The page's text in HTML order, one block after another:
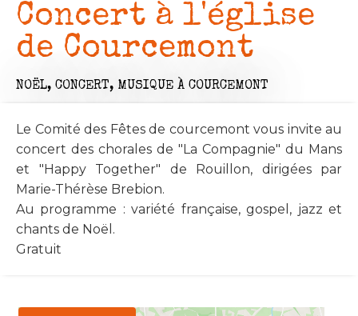
Concert à l'église
de Courcemont
NOËL, CONCERT, MUSIQUE À COURCEMONT
Le Comité des Fêtes de courcemont vous invite au
concert des chorales de "La Compagnie" du Mans
et "Happy Together" de Rouillon, dirigées par
Marie-Thérèse Brebion.
Au programme : variété française, gospel, jazz et
chants de Noël.
Gratuit